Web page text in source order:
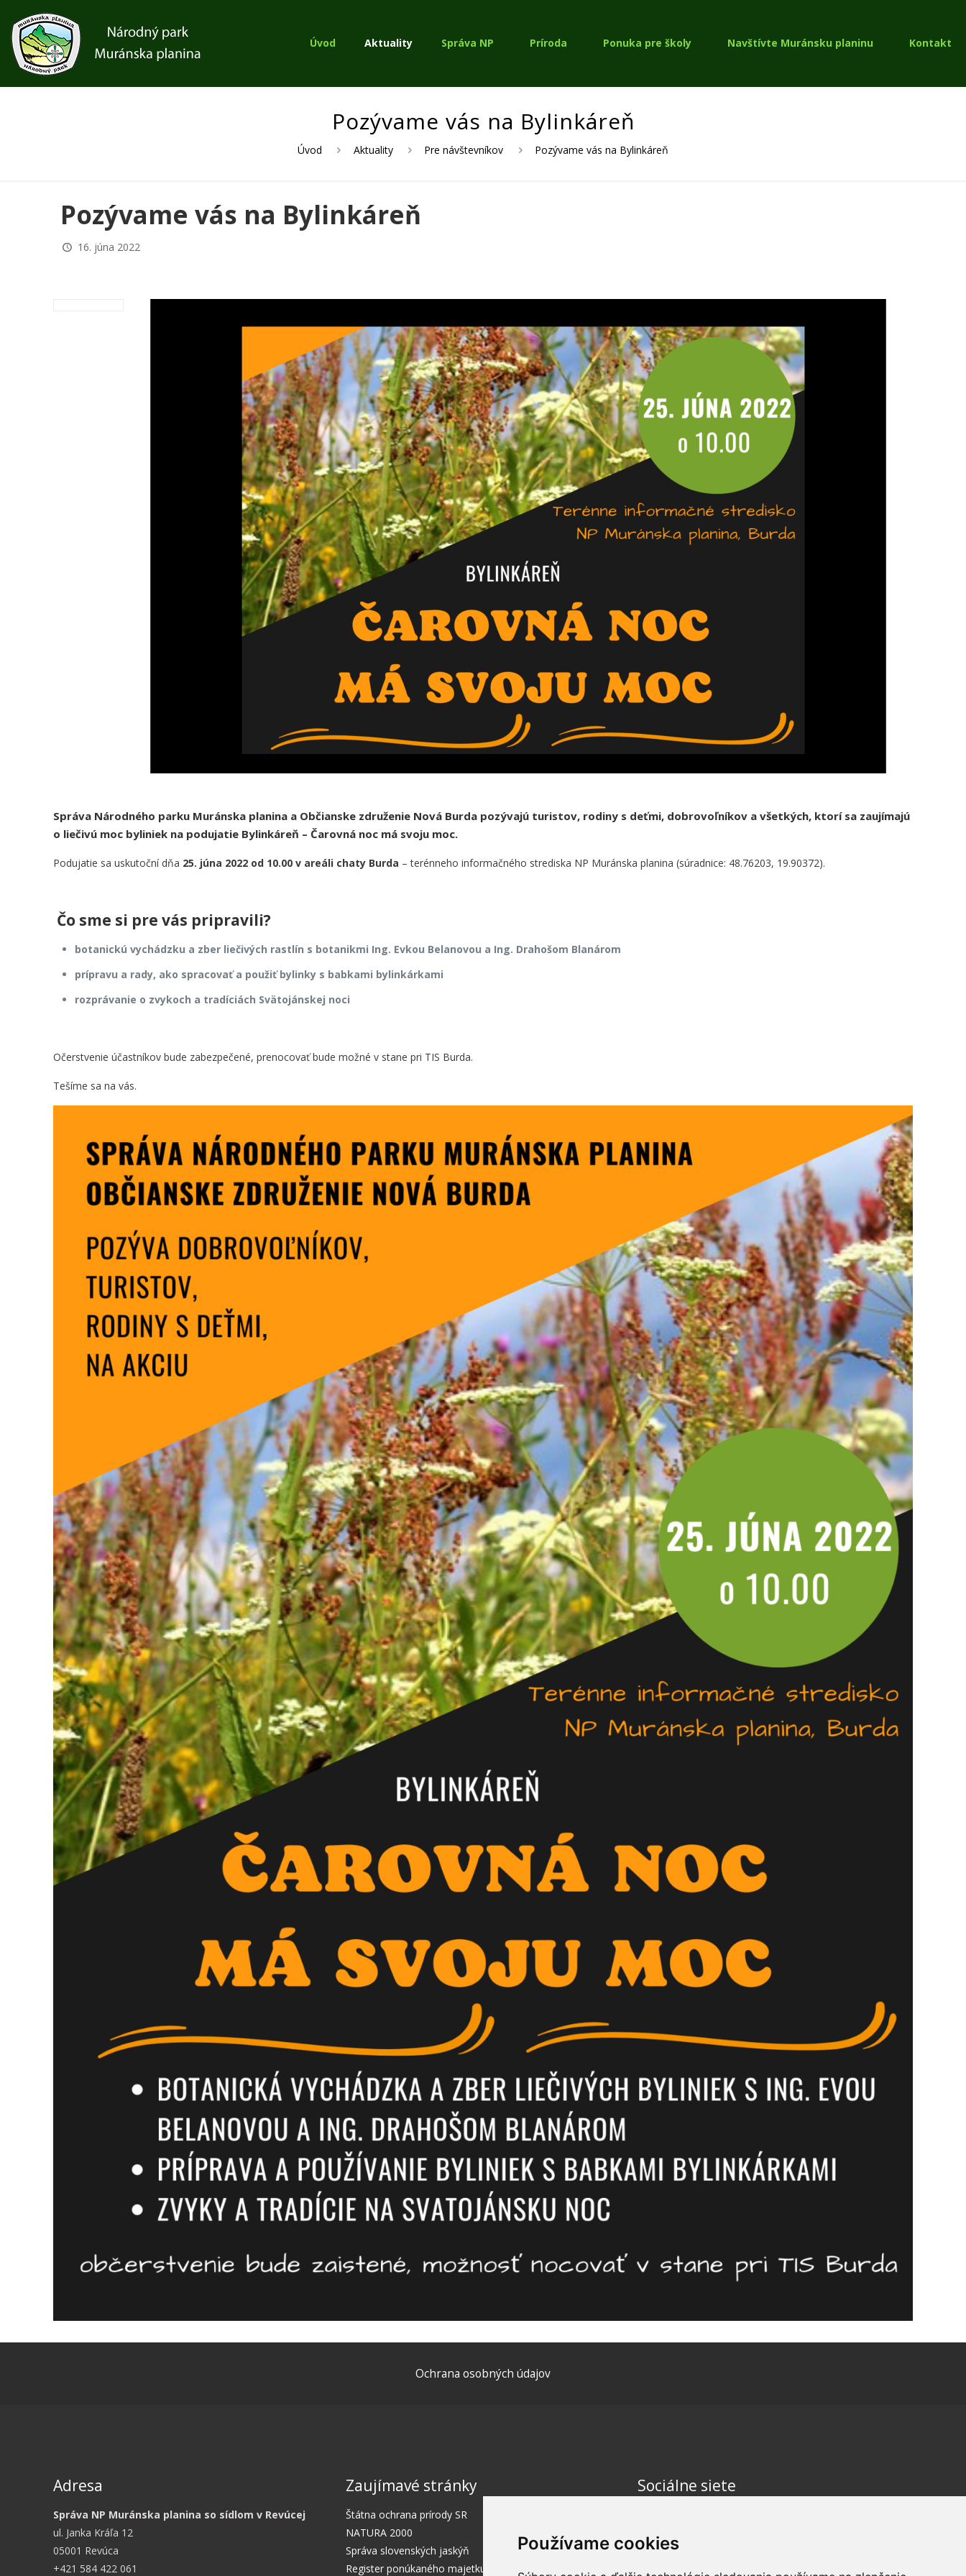
Používame cookies
Úvod Aktuality Správa NP Príroda Ponuka pre školy Navštívte Muránsku planinu Kontakt
Pozývame vás na Bylinkáreň
Úvod Aktuality Pre návštevníkov Pozývame vás na Bylinkáreň
Pozývame vás na Bylinkáreň
16. júna 2022
Správa Národného parku Muránska planina a Občianske združenie Nová Burda pozývajú turistov, rodiny s deťmi, dobrovoľníkov a všetkých, ktorí sa zaujímajú
o liečivú moc byliniek na podujatie Bylinkáreň – Čarovná noc má svoju moc.
Podujatie sa uskutoční dňa 25. júna 2022 od 10.00 v areáli chaty Burda – terénneho informačného strediska NP Muránska planina (súradnice: 48.76203, 19.90372).
Čo sme si pre vás pripravili?
botanickú vychádzku a zber liečivých rastlín s botanikmi Ing. Evkou Belanovou a Ing. Drahošom Blanárom
prípravu a rady, ako spracovať a použiť bylinky s babkami bylinkárkami
rozprávanie o zvykoch a tradíciách Svätojánskej noci
Očerstvenie účastníkov bude zabezpečené, prenocovať bude možné v stane pri TIS Burda.
Tešíme sa na vás.
Ochrana osobných údajov
Adresa
Správa NP Muránska planina so sídlom v Revúcej
ul. Janka Kráľa 12
05001 Revúca
+421 584 422 061
Zaujímavé stránky
Štátna ochrana prírody SR
NATURA 2000
Správa slovenských jaskýň
Register ponúkaného majetku štátu
Sociálne siete